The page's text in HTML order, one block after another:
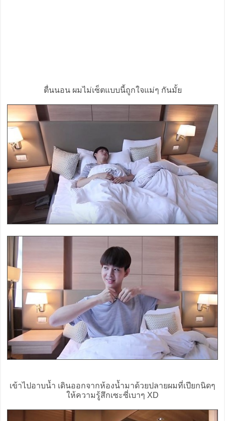
ตื่นนอน ผมไม่เซ็ตแบบนี้ถูกใจแม่ๆ กันมั้ย
เข้าไปอาบน้ำ เดินออกจากห้องน้ำมาด้วยปลายผมที่เปียกนิดๆ
ให้ความรู้สึกเซะซี่เบาๆ XD